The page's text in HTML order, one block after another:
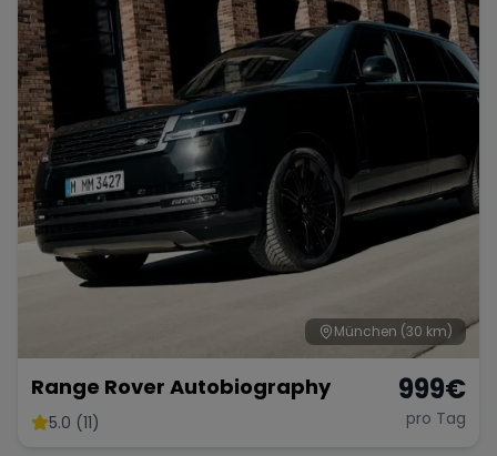
München (30 km)
Range Rover Autobiography
5.0 (11)
999€
pro Tag